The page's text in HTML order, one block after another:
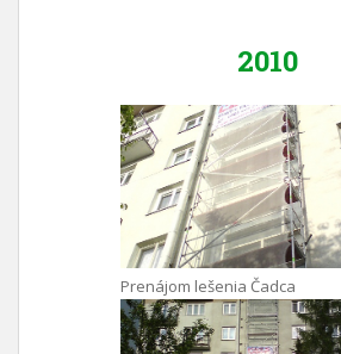
2010
Prenájom lešenia Čadca